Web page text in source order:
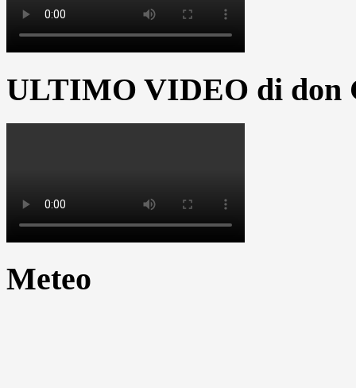
ULTIMO VIDEO di don
Meteo